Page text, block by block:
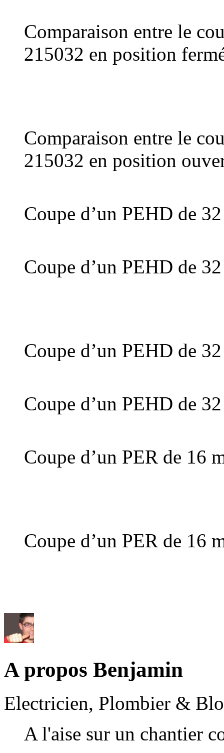
Comparaison entre le
215032 en position
Comparaison entre le
215032 en position
Coupe d’un PEHD de
Coupe d’un PEHD de
Coupe d’un PEHD de
Coupe d’un PEHD de
Coupe d’un PER de 16
Coupe d’un PER de 16
A propos Benjamin
Electricien, Plombier &
A l'aise sur un chantier